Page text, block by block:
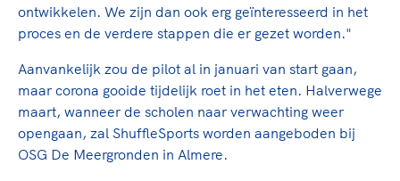
ontwikkelen. We zijn dan ook erg geïnteresseerd in het
proces en de verdere stappen die er gezet worden."
Aanvankelijk zou de pilot al in januari van start gaan,
maar corona gooide tijdelijk roet in het eten. Halverwege
maart, wanneer de scholen naar verwachting weer
opengaan, zal ShuffleSports worden aangeboden bij
OSG De Meergronden in Almere.